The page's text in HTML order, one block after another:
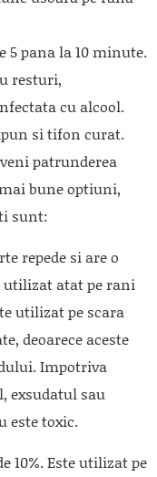
5 pana la 10 minute.
resturi,
cu alcool.
si tifon curat.
patrunderea
bune optiuni,
sunt:
repede si are o
utilizat atat pe rani
utilizat pe scara
deoarece aceste
Impotriva
exsudatul sau
este toxic.
10%. Este utilizat pe